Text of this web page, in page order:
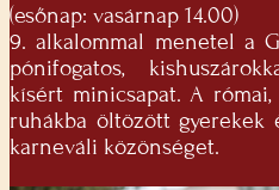
(esőnap: vasárnap 14.00)
9. alkalommal menetel a
pónifogatos,
kísért minicsapat. A
ruhákba öltözött gyerekek
karneváli közönséget.